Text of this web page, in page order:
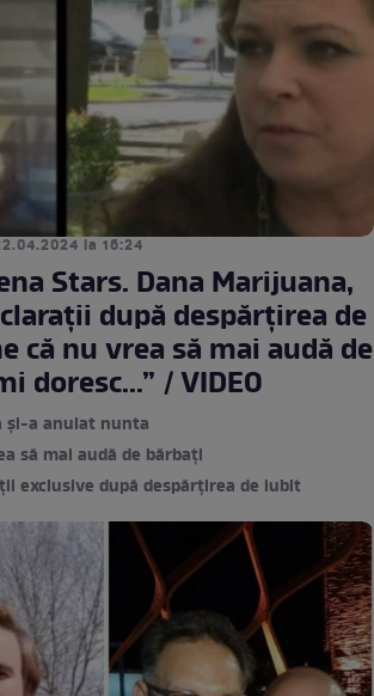
la 16:24
Stars. Dana Marijuana,
după despărțirea de
că nu vrea să mai audă de
doresc...” / VIDEO
și-a anulat nunta
să mai audă de bărbați
exclusive după despărțirea de iubit